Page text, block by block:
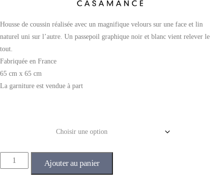
Housse de coussin réalisée avec un magnifique velours sur une face et lin
naturel uni sur l’autre. Un passepoil graphique noir et blanc vient relever le
tout.
Fabriquée en France
65 cm x 65 cm
La garniture est vendue à part
Ajouter au panier